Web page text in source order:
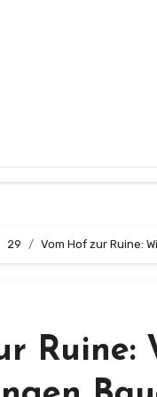
29 Vom Hof zur Ruine:
Ruine: